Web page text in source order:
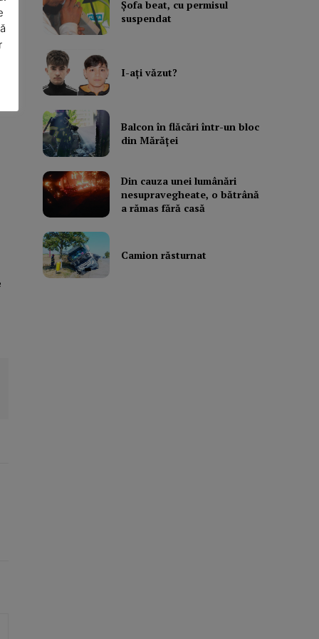
Şofa beat, cu permisul
suspendat
I-aţi văzut?
Balcon în flăcări într-un bloc
din Mărăţei
Din cauza unei lumânări
nesupravegheate, o bătrână
a rămas fără casă
Camion răsturnat